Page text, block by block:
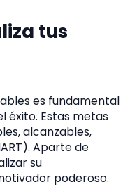
tus
es fundamental
éxito. Estas metas
alcanzables,
Aparte de
su
poderoso.